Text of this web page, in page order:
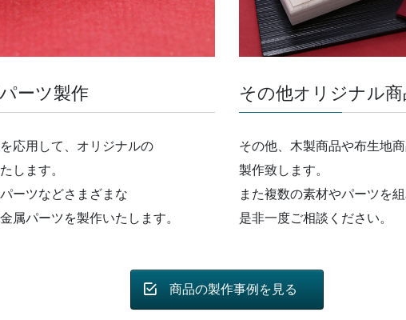
ーツ製作
応用して、オリジナルの
します。
ーツなどさまざまな
属パーツを製作いたします。
その他オリジナル
その他、木製商品や布生地
製作致します。
また複数の素材やパーツを
是非一度ご相談ください。
商品の製作事例を見る